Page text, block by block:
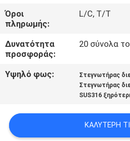
ΝΈΑ
ΖΗΤΉΣΤΕ
ΈΝΑ
ΑΠΌΣΠΑΣΜΑ
SITEMAP
Όροι
πληρωμής:
L/C, T/T
Δυνατότητα
προσφοράς:
20 σύνολα
Υψηλό φως: Στεγνωτήρας
Στεγνωτήρας
SUS316
ΚΑΛΎΤΕΡΗ